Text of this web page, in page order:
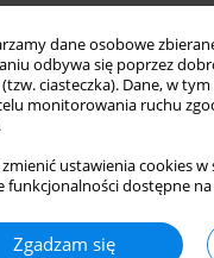
dane osobowe
odbywa się poprzez
ciasteczka). Dane, w
monitorowania ruchu
zmienić ustawienia cookies
funkcjonalności dostępne
Zgadzam się
April 2004 of the Nature
3 October 2008 on
environment